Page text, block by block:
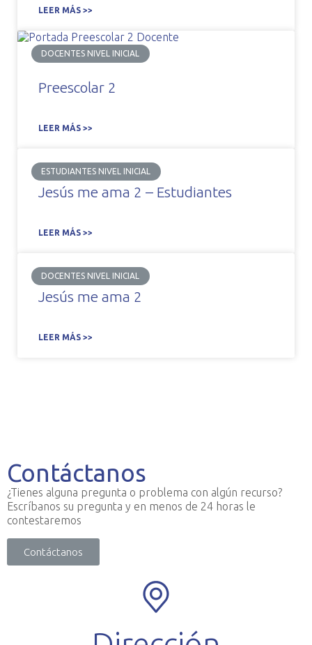
LEER MÁS >>
DOCENTES NIVEL INICIAL
Preescolar 2
LEER MÁS >>
ESTUDIANTES NIVEL INICIAL
Jesús me ama 2 – Estudiantes
LEER MÁS >>
DOCENTES NIVEL INICIAL
Jesús me ama 2
LEER MÁS >>
Contáctanos
¿Tienes alguna pregunta o problema con algún recurso?
Escríbanos su pregunta y en menos de 24 horas le
contestaremos
Contáctanos